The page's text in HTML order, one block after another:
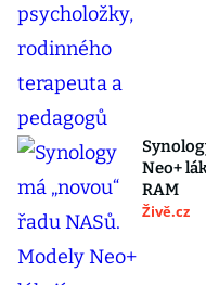
Neo+
RAM
Živě.cz